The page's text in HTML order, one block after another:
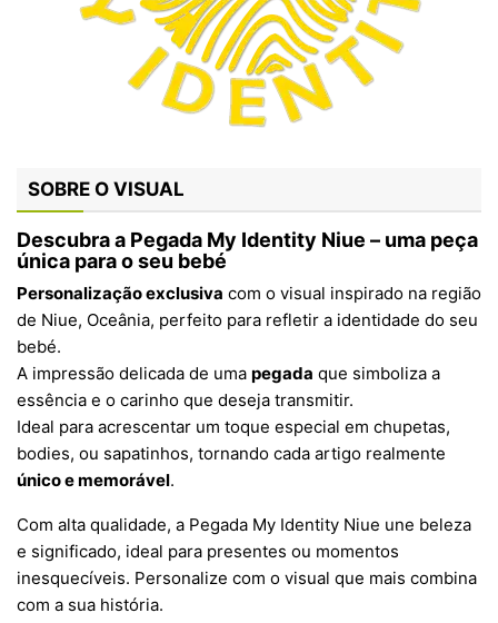
SOBRE O VISUAL
Descubra a Pegada My Identity Niue – uma peça
única para o seu bebé
Personalização exclusiva com o visual inspirado na região
de Niue, Oceânia, perfeito para refletir a identidade do seu
bebé.
A impressão delicada de uma pegada que simboliza a
essência e o carinho que deseja transmitir.
Ideal para acrescentar um toque especial em chupetas,
bodies, ou sapatinhos, tornando cada artigo realmente
único e memorável.
Com alta qualidade, a Pegada My Identity Niue une beleza
e significado, ideal para presentes ou momentos
inesquecíveis. Personalize com o visual que mais combina
com a sua história.